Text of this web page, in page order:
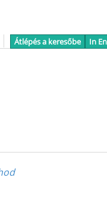
Átlépés a keresőbe In